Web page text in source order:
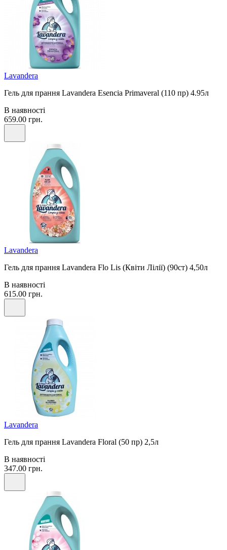
Lavandera
Гель для прання Lavandera Esencia Primaveral (110 пр) 4.95л
В наявності
659.00 грн.
Lavandera
Гель для прання Lavandera Flo Lis (Квіти Лілії) (90ст) 4,50л
В наявності
615.00 грн.
Lavandera
Гель для прання Lavandera Floral (50 пр) 2,5л
В наявності
347.00 грн.